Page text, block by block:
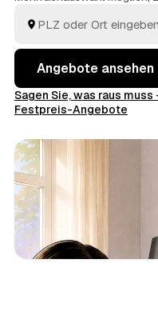
die fachgerechte
Angebote ansehen
Sagen Sie, was raus
Festpreis-Angebote